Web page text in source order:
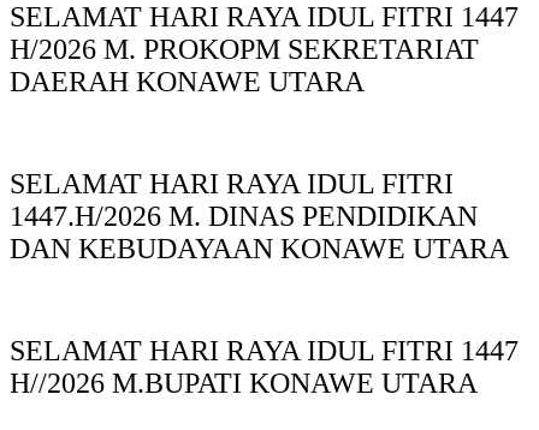
SELAMAT HARI RAYA IDUL FITRI 1447
H/2026 M. PROKOPM SEKRETARIAT
DAERAH KONAWE UTARA
SELAMAT HARI RAYA IDUL FITRI
1447.H/2026 M. DINAS PENDIDIKAN
DAN KEBUDAYAAN KONAWE UTARA
SELAMAT HARI RAYA IDUL FITRI 1447
H//2026 M.BUPATI KONAWE UTARA